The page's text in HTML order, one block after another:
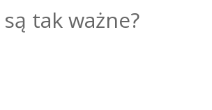
tak ważne?